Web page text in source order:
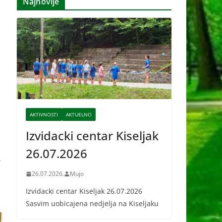
v
e
AKTIVNOSTI AKTUELNO
Izvidacki centar Kiseljak
26.07.2026
26.07.2026. Mujo
Izvidacki centar Kiseljak 26.07.2026
Sasvim uobicajena nedjelja na Kiseljaku